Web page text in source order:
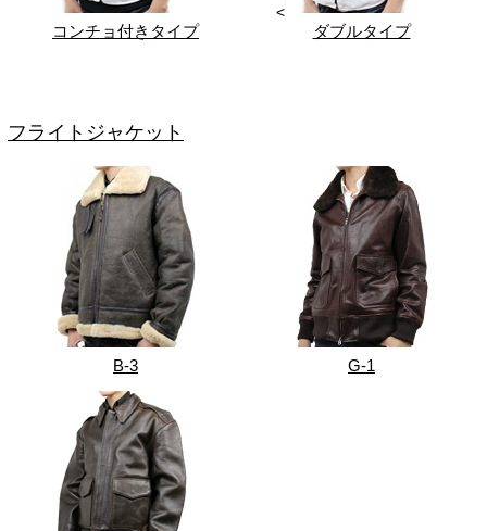
コンチョ付きタイプ
<
ダブルタイプ
フライトジャケット
B-3 G-1